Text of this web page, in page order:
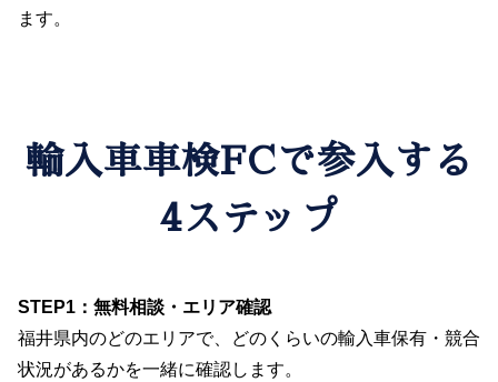
ます。
輸入車車検FCで参入する
4ステップ
STEP1：無料相談・エリア確認
福井県内のどのエリアで、どのくらいの輸入車保有・競合
状況があるかを一緒に確認します。